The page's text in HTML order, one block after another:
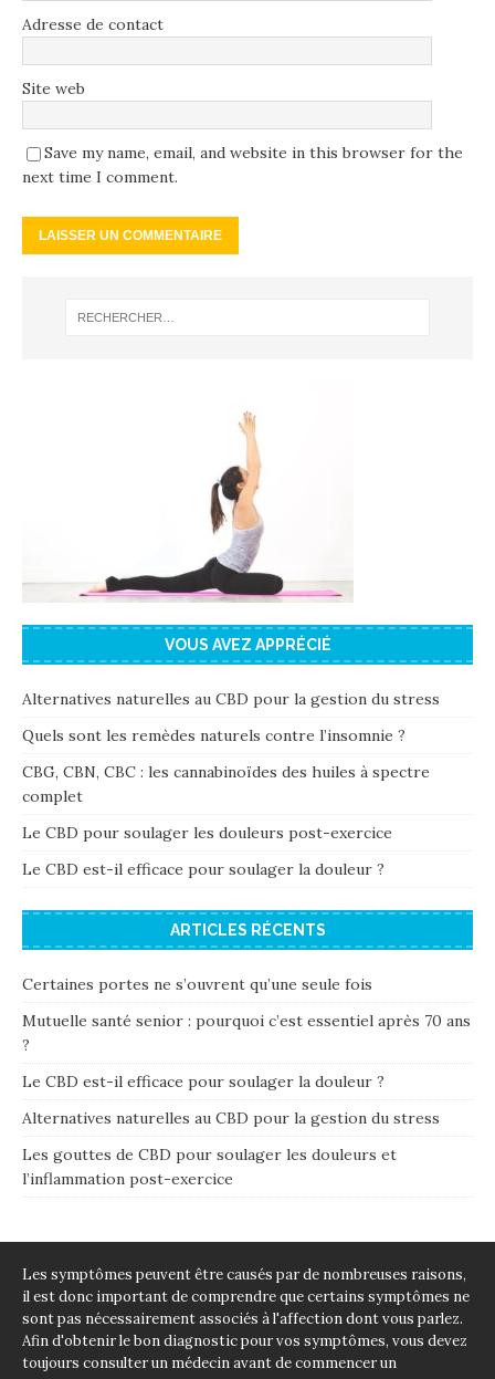
Adresse de contact
Site web
Save my name, email, and website in this browser for the
next time I comment.
VOUS AVEZ APPRÉCIÉ
Alternatives naturelles au CBD pour la gestion du stress
Quels sont les remèdes naturels contre l’insomnie ?
CBG, CBN, CBC : les cannabinoïdes des huiles à spectre
complet
Le CBD pour soulager les douleurs post-exercice
Le CBD est-il efficace pour soulager la douleur ?
ARTICLES RÉCENTS
Certaines portes ne s’ouvrent qu’une seule fois
Mutuelle santé senior : pourquoi c’est essentiel après 70 ans
?
Le CBD est-il efficace pour soulager la douleur ?
Alternatives naturelles au CBD pour la gestion du stress
Les gouttes de CBD pour soulager les douleurs et
l’inflammation post-exercice
Les symptômes peuvent être causés par de nombreuses raisons,
il est donc important de comprendre que certains symptômes ne
sont pas nécessairement associés à l'affection dont vous parlez.
Afin d'obtenir le bon diagnostic pour vos symptômes, vous devez
toujours consulter un médecin avant de commencer un